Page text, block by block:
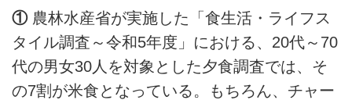
①農林水産省が実施した「食生活・ライフス
タイル調査～令和5年度」における、20代～70
代の男女30人を対象とした夕食調査では、そ
の7割が米食となっている。もちろん、チャー